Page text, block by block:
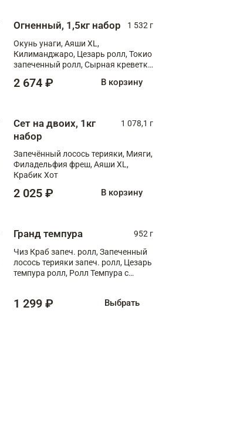
Огненный, 1,5кг набор
1 532 г
Окунь унаги, Аяши XL,
Килиманджаро, Цезарь ролл, Токио
запеченный ролл, Сырная креветка
2 674 ₽ В корзину
Сет на двоих, 1кг
набор
1 078,1 г
Запечённый лосось терияки, Мияги,
Филадельфия фреш, Аяши XL,
Крабик Хот
2 025 ₽ В корзину
Гранд темпура
952 г
Чиз Краб запеч. ролл, Запеченный
лосось терияки запеч. ролл, Цезарь
темпура ролл, Ролл Темпура с
1 299 ₽ Выбрать